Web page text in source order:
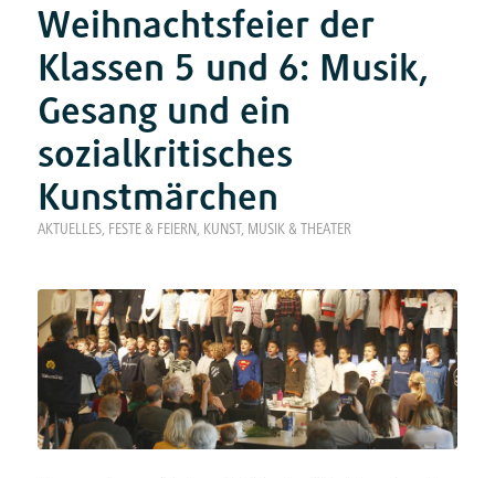
Weihnachtsfeier der
Klassen 5 und 6: Musik,
Gesang und ein
sozialkritisches
Kunstmärchen
AKTUELLES, FESTE & FEIERN KUNST, MUSIK & THEATER